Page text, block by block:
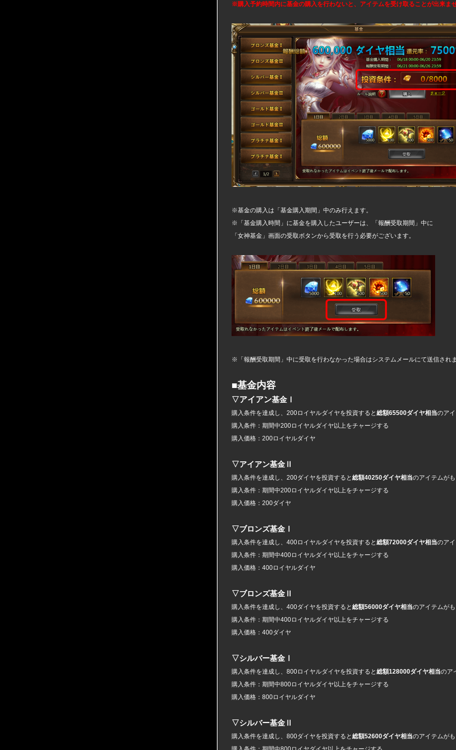
※購入予約時間内に基金の購入を行わないと、アイテムを受け取ることが出来ま
※基金の購入は「基金購入期間」中のみ行えます。
※「基金購入時間」に基金を購入したユーザーは、「報酬受取期間」中に
「女神基金」画面の受取ボタンから受取を行う必要がございます。
※「報酬受取期間」中に受取を行わなかった場合はシステムメールにて送信され
■基金内容
▽アイアン基金Ⅰ
購入条件を達成し、200ロイヤルダイヤを投資すると 総額65500ダイヤ相当のア
購入条件：期間中200ロイヤルダイヤ以上をチャージする
購入価格：200ロイヤルダイヤ
▽アイアン基金Ⅱ
購入条件を達成し、200ダイヤを投資すると 総額40250ダイヤ相当のアイテムが
購入条件：期間中200ロイヤルダイヤ以上をチャージする
購入価格：200ダイヤ
▽ブロンズ基金Ⅰ
購入条件を達成し、400ロイヤルダイヤを投資すると 総額72000ダイヤ相当のア
購入条件：期間中400ロイヤルダイヤ以上をチャージする
購入価格：400ロイヤルダイヤ
▽ブロンズ基金Ⅱ
購入条件を達成し、400ダイヤを投資すると 総額56000ダイヤ相当のアイテムが
購入条件：期間中400ロイヤルダイヤ以上をチャージする
購入価格：400ダイヤ
▽シルバー基金Ⅰ
購入条件を達成し、800ロイヤルダイヤを投資すると 総額128000ダイヤ相当のア
購入条件：期間中800ロイヤルダイヤ以上をチャージする
購入価格：800ロイヤルダイヤ
▽シルバー基金Ⅱ
購入条件を達成し、800ダイヤを投資すると 総額52600ダイヤ相当のアイテムが